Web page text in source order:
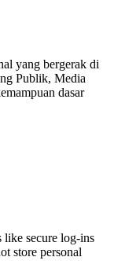
yang bergerak di
Publik, Media
dasar
like secure log-ins
store personal